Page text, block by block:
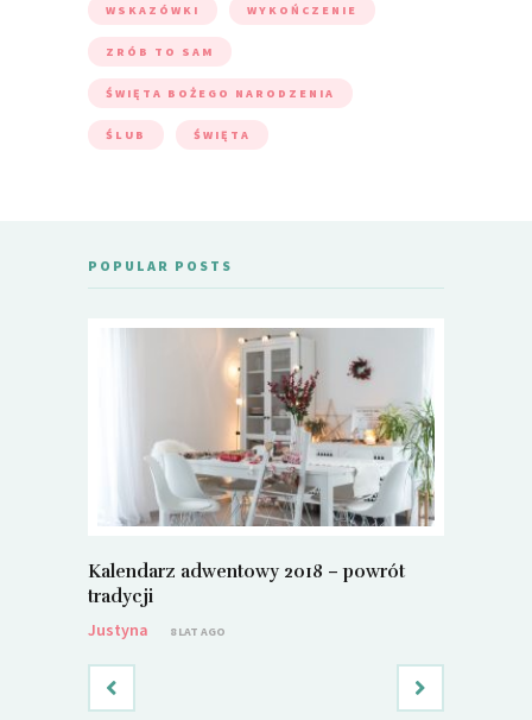
WSKAZÓWKI WYKOŃCZENIE
ZRÓB TO SAM
ŚWIĘTA BOŻEGO NARODZENIA
ŚLUB ŚWIĘTA
POPULAR POSTS
Kalendarz adwentowy 2018 – powrót
tradycji
Justyna
8 LAT AGO